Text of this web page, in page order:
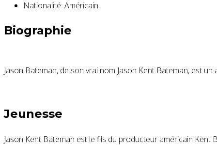
Nationalité: Américain
Biographie
Jason Bateman, de son vrai nom Jason Kent Bateman, est
Jeunesse
Jason Kent Bateman est le fils du producteur américain Kent